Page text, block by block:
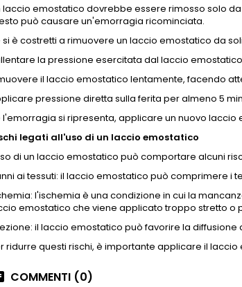
laccio emostatico dovrebbe essere rimosso solo
può causare un'emorragia ricominciata.
si è costretti a rimuovere un laccio emostatico da
la pressione esercitata dal laccio
il laccio emostatico lentamente, facendo
pressione diretta sulla ferita per almeno 5
l'emorragia si ripresenta, applicare un nuovo laccio
legati all'uso di un laccio emostatico
di un laccio emostatico può comportare alcuni
ai tessuti: il laccio emostatico può comprimere i
l'ischemia è una condizione in cui la
emostatico che viene applicato troppo stretto o
il laccio emostatico può favorire la
ridurre questi rischi, è importante applicare il
COMMENTI (0)